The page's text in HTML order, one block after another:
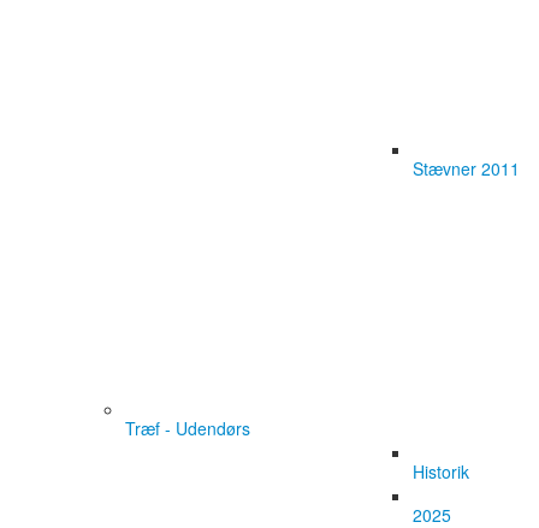
Stævner 2011
Træf - Udendørs
Historik
2025